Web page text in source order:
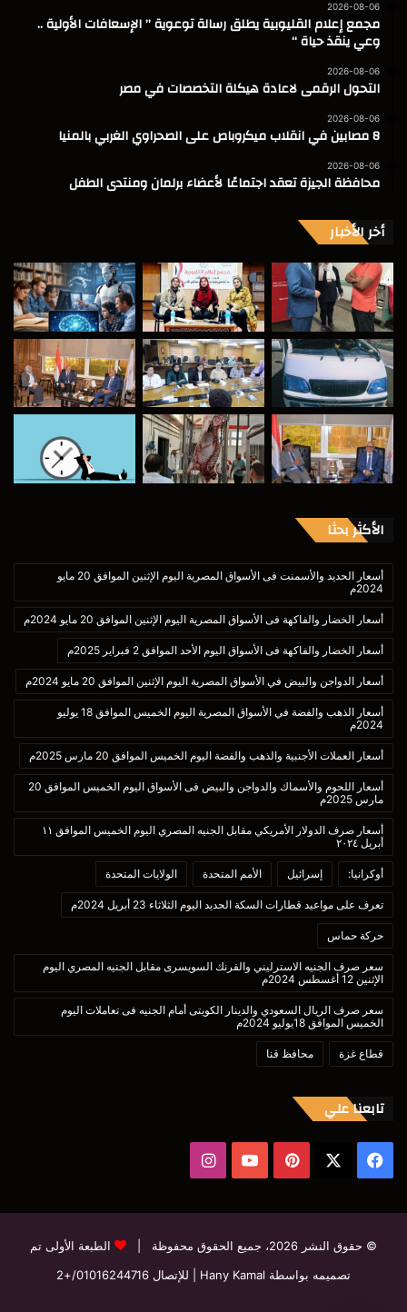
2026-08-06
مجمع إعلام القليوبية يطلق رسالة توعوية ” الإسعافات الأولية ..
وعي ينقذ حياة “
2026-08-06
التحول الرقمى لاعادة هيكلة التخصصات في مصر
2026-08-06
8 مصابين في انقلاب ميكروباص على الصحراوي الغربي بالمنيا
2026-08-06
محافظة الجيزة تعقد اجتماعًا لأعضاء برلمان ومنتدى الطفل
أخر الأخبار
الأكثر بحثا
أسعار الحديد والأسمنت فى الأسواق المصرية اليوم الإثنين الموافق 20 مايو
2024م
أسعار الخضار والفاكهة فى الأسواق المصرية اليوم الإثنين الموافق 20 مايو 2024م
أسعار الخضار والفاكهة فى الأسواق اليوم الأحد الموافق 2 فبراير 2025م
أسعار الدواجن والبيض في الأسواق المصرية اليوم الإثنين الموافق 20 مايو 2024م
أسعار الذهب والفضة في الأسواق المصرية اليوم الخميس الموافق 18 يوليو
2024م
أسعار العملات الأجنبية والذهب والفضة اليوم الخميس الموافق 20 مارس 2025م
أسعار اللحوم والأسماك والدواجن والبيض فى الأسواق اليوم الخميس الموافق 20
مارس 2025م
أسعار صرف الدولار الأمريكي مقابل الجنيه المصري اليوم الخميس الموافق ١١
أبريل ٢٠٢٤
أوكرانيا: إسرائيل الأمم المتحدة الولايات المتحدة
تعرف على مواعيد قطارات السكة الحديد اليوم الثلاثاء 23 أبريل 2024م
حركة حماس
سعر صرف الجنيه الاسترليني والفرنك السويسرى مقابل الجنيه المصري اليوم
الإثنين 12 أغسطس 2024م
سعر صرف الريال السعودي والدينار الكويتى أمام الجنيه فى تعاملات اليوم
الخميس الموافق 18يوليو 2024م
قطاع غزة محافظ قنا
تابعنا علي
فيسبوك بينتيريست‫YouTube
© حقوق النشر 2026، جميع الحقوق محفوظة |
الطبعة الأولى تم
تصميمه بواسطة Hany Kamal
| للإتصال 01016244716/+2